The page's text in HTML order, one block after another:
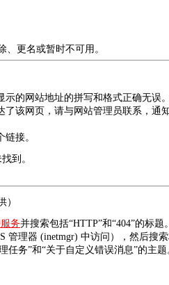
更名或暂时不可用。
示的网站地址的拼写和格式正确无误
了该网页，请与网站管理员联系，通
接。
到。
务并搜索包括“HTTP”和“404”的标题
管理器 (inetmgr) 中访问），然后搜
任务”和“关于自定义错误消息”的主题